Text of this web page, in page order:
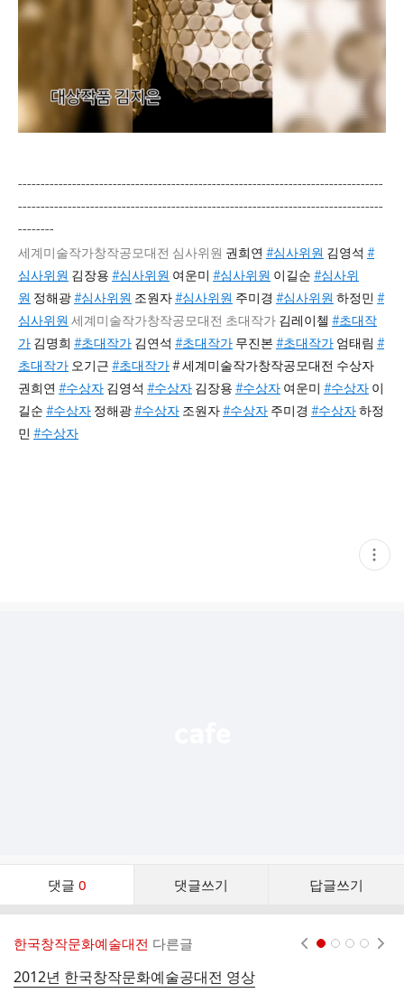
---------------------------------------------------------------------------------
---------------------------------------------------------------------------------
--------
세계미술작가창작공모대전 심사위원 권희연 #심사위원 김영석 #
심사위원 김장용 #심사위원 여운미 #심사위원 이길순 #심사위
원 정해광#심사위원 조원자#심사위원 주미경 #심사위원 하정민 #
심사위원 세계미술작가창작공모대전 초대작가 김레이첼 #초대작
가 김명희 #초대작가 김연석 #초대작가 무진본 #초대작가 엄태림 #
초대작가 오기근 #초대작가# 세계미술작가창작공모대전 수상자
권희연 #수상자 김영석 #수상자 김장용 #수상자 여운미 #수상자 이
길순 #수상자 정해광#수상자 조원자#수상자 주미경 #수상자하정
민 #수상자
현
재
댓글 0 댓글쓰기 답글쓰기
댓
한국창작문화예술대전 다른글
2012년 한국창작문화예술공대전 영상